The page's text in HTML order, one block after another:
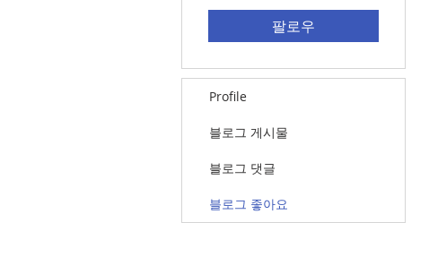
팔로우
Profile
블로그 게시물
블로그 댓글
블로그 좋아요